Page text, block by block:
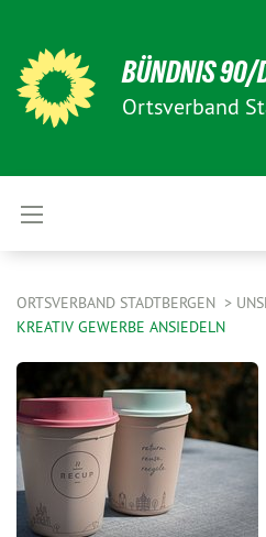
BÜNDNIS 90/
Ortsverband
ORTSVERBAND STADTBERGEN
KREATIV GEWERBE ANSIEDELN